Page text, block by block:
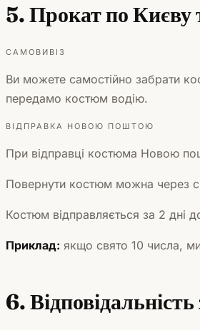
5. Прокат по Києву
САМОВИВІЗ
Ви можете самостійно забрати
передамо костюм водію.
ВІДПРАВКА НОВОЮ ПОШТОЮ
При відправці костюма Новою
Повернути костюм можна через
Костюм відправляється за 2 дні
Приклад: якщо свято 10 числа,
6.